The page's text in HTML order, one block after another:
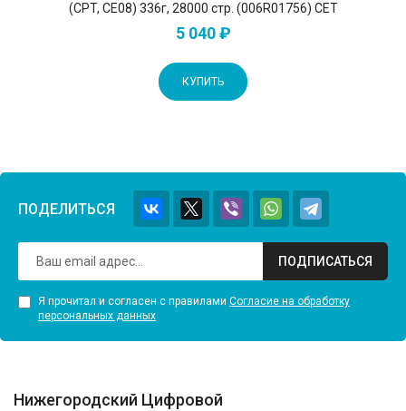
(CPT, CE08) 336г, 28000 стр. (006R01756) CET
5 040 ₽
КУПИТЬ
ПОДЕЛИТЬСЯ
ПОДПИСАТЬСЯ
Я прочитал и согласен с правилами Согласие на обработку
персональных данных
Нижегородский Цифровой